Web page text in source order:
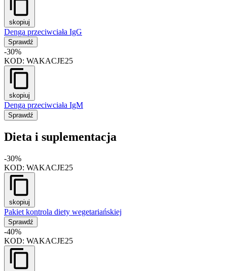
skopiuj
Denga przeciwciała IgG
Sprawdź
-30%
KOD: WAKACJE25
skopiuj
Denga przeciwciała IgM
Sprawdź
Dieta i suplementacja
-30%
KOD: WAKACJE25
skopiuj
Pakiet kontrola diety wegetariańskiej
Sprawdź
-40%
KOD: WAKACJE25